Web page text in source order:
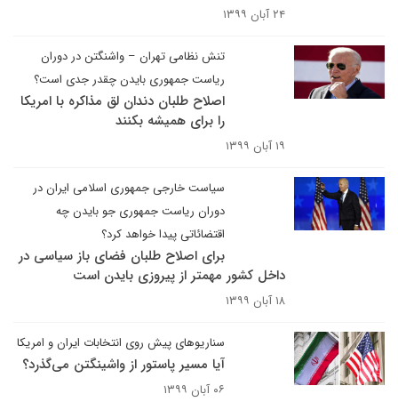
۲۴ آبان ۱۳۹۹
تنش نظامی تهران – واشنگتن در دوران
ریاست جمهوری بایدن چقدر جدی است؟
اصلاح طلبان دندان لق مذاکره با امریکا
را برای همیشه بکنند
۱۹ آبان ۱۳۹۹
سیاست خارجی جمهوری اسلامی ایران در
دوران ریاست جمهوری جو بایدن چه
اقتضائاتی پیدا خواهد کرد؟
برای اصلاح طلبان فضای باز سیاسی در
داخل کشور مهمتر از پیروزی بایدن است
۱۸ آبان ۱۳۹۹
سناریوهای پیش روی انتخابات ایران و امریکا
آیا مسیر پاستور از واشینگتن می‌گذرد؟
۰۶ آبان ۱۳۹۹